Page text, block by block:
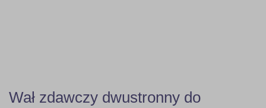
Wał zdawczy dwustronny do